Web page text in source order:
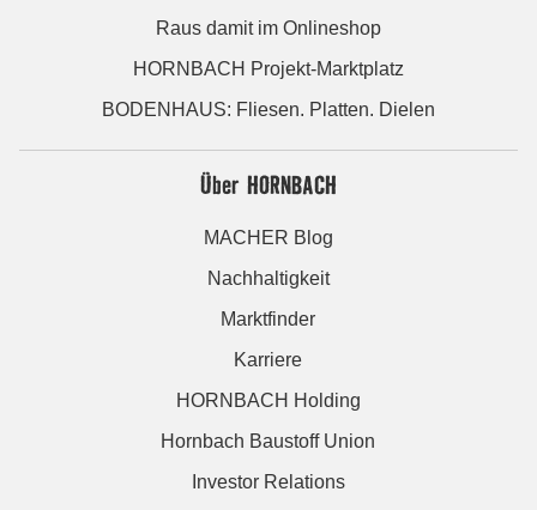
Raus damit im Onlineshop
HORNBACH Projekt-Marktplatz
BODENHAUS: Fliesen. Platten. Dielen
Über HORNBACH
MACHER Blog
Nachhaltigkeit
Marktfinder
Karriere
HORNBACH Holding
Hornbach Baustoff Union
Investor Relations